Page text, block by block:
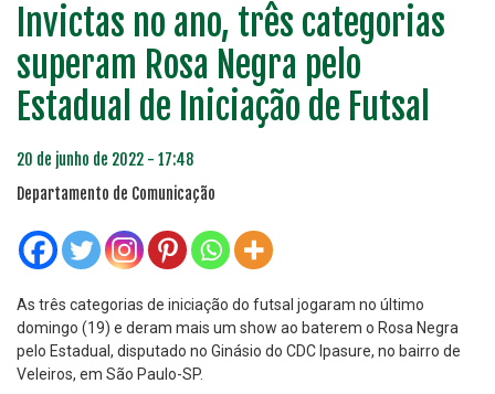
Invictas no ano, três categorias
superam Rosa Negra pelo
Estadual de Iniciação de Futsal
20 de junho de 2022 - 17:48
Departamento de Comunicação
As três categorias de iniciação do futsal jogaram no último
domingo (19) e deram mais um show ao baterem o Rosa Negra
pelo Estadual, disputado no Ginásio do CDC Ipasure, no bairro de
Veleiros, em São Paulo-SP.